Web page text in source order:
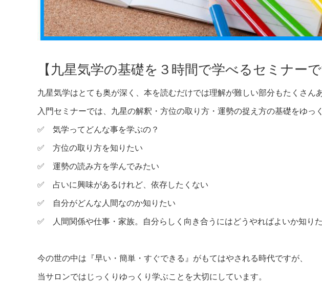
【九星気学の基礎を３時間で学べるセミナーで
九星気学はとても奥が深く、本を読むだけでは理解が難しい部分もたくさんあ
入門セミナーでは、九星の解釈・方位の取り方・運勢の捉え方の基礎をゆっ
✅ 気学ってどんな事を学ぶの？
✅ 方位の取り方を知りたい
✅ 運勢の読み方を学んでみたい
✅ 占いに興味があるけれど、依存したくない
✅ 自分がどんな人間なのか知りたい
✅ 人間関係や仕事・家族。自分らしく向き合うにはどうやればよいか知り
今の世の中は『早い・簡単・すぐできる』がもてはやされる時代ですが、
当サロンではじっくりゆっくり学ぶことを大切にしています。